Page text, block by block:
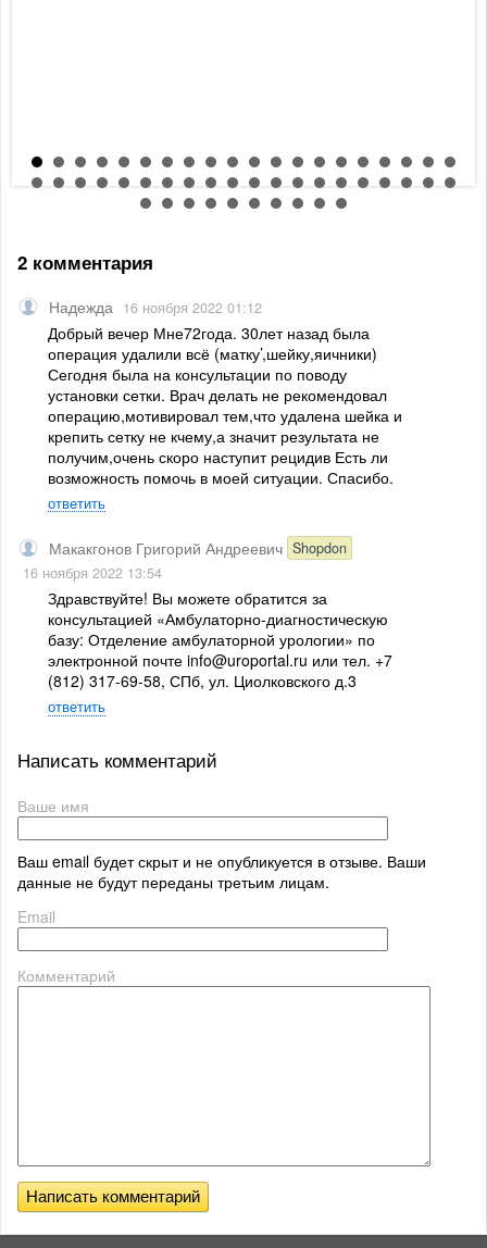
2 комментария
Надежда 16 ноября 2022 01:12
Добрый вечер Мне72года. 30лет назад была
операция удалили всё (матку’,шейку,яичники)
Сегодня была на консультации по поводу
установки сетки. Врач делать не рекомендовал
операцию,мотивировал тем,что удалена шейка и
крепить сетку не кчему,а значит результата не
получим,очень скоро наступит рецидив Есть ли
возможность помочь в моей ситуации. Спасибо.
ответить
Макакгонов Григорий Андреевич Shopdon
16 ноября 2022 13:54
Здравствуйте! Вы можете обратится за
консультацией «Амбулаторно-диагностическую
базу: Отделение амбулаторной урологии» по
электронной почте info@uroportal.ru или тел. +7
(812) 317-69-58, СПб, ул. Циолковского д.3
ответить
Написать комментарий
Ваше имя
Ваш email будет скрыт и не опубликуется в отзыве. Ваши
данные не будут переданы третьим лицам.
Email
Комментарий